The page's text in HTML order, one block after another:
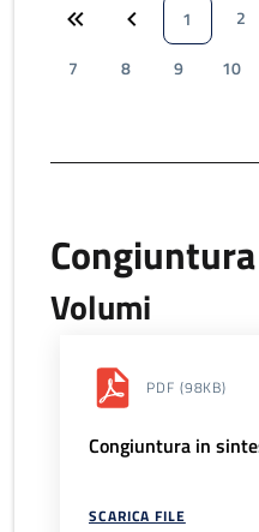
1 2
7
8 9 10
Volumi
PDF (98KB)
Congiuntura in
SCARICA FILE